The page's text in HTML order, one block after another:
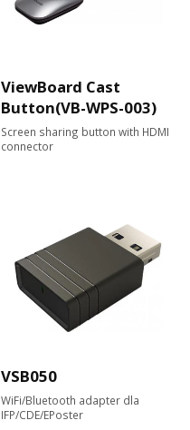
ViewBoard Cast
Button(VB-WPS-003)
Screen sharing button with HDMI
connector
VSB050
WiFi/Bluetooth adapter dla
IFP/CDE/EPoster